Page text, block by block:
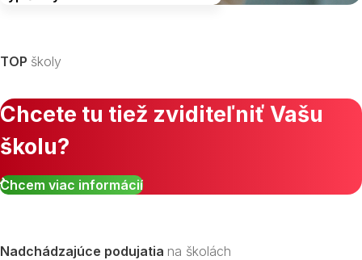
Zobraziť všetky študijné odbory »
TOP školy
Chcete tu tiež zviditeľniť Vašu
školu?
Chcem viac informácií
Nadchádzajúce podujatia na školách